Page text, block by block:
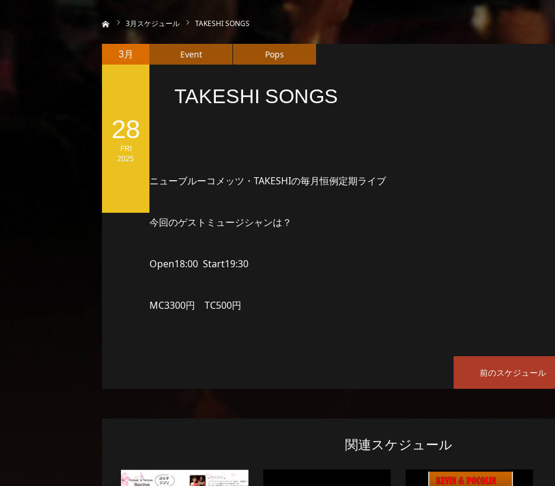
3月スケジュール TAKESHI SONGS
TAKESHI SONGS
3月
28
FRI
2025
Event Pops
ニューブルーコメッツ・TAKESHIの毎月恒例定期ライブ
今回のゲストミュージシャンは？
Open18:00 Start19:30
MC3300円 TC500円
前のスケジュール
関連スケジュール